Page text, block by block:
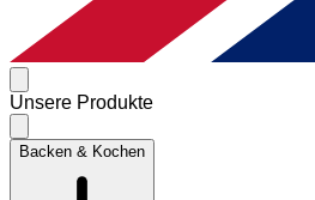
Unsere Produkte
Backen & Kochen